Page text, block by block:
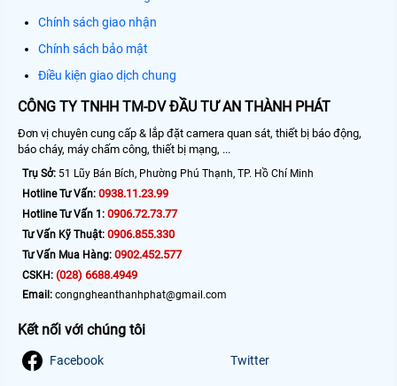
Chính sách giao nhận
Chính sách bảo mật
Điều kiện giao dịch chung
CÔNG TY TNHH TM-DV ĐẦU TƯ AN THÀNH PHÁT
Đơn vị chuyên cung cấp & lắp đặt camera quan sát, thiết bị báo động,
báo cháy, máy chấm công, thiết bị mạng, ...
Trụ Sở: 51 Lũy Bán Bích, Phường Phú Thạnh, TP. Hồ Chí Minh
Hotline Tư Vấn: 0938.11.23.99
Hotline Tư Vấn 1: 0906.72.73.77
Tư Vấn Kỹ Thuật: 0906.855.330
Tư Vấn Mua Hàng: 0902.452.577
CSKH: (028) 6688.4949
Email: congngheanthanhphat@gmail.com
Kết nối với chúng tôi
Facebook Twitter